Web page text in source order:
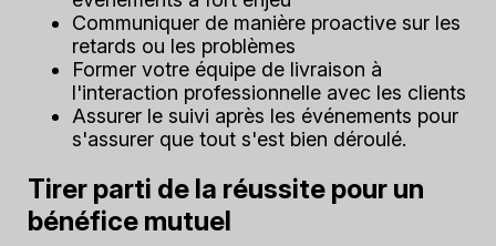
Communiquer de manière proactive sur les
retards ou les problèmes
Former votre équipe de livraison à
l'interaction professionnelle avec les clients
Assurer le suivi après les événements pour
s'assurer que tout s'est bien déroulé.
Tirer parti de la réussite pour un
bénéfice mutuel